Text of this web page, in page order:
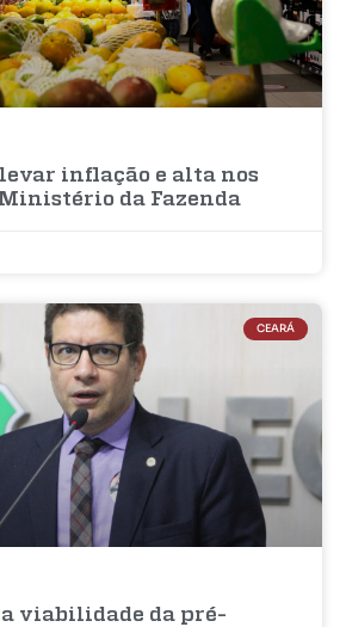
inflação e alta nos
da Fazenda
CEARÁ
viabilidade da pré-